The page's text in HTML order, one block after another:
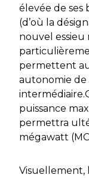
élevée de ses
(d’où la
nouvel
permettent
autonomie de
puissance
permettra
mégawatt
Visuellement,